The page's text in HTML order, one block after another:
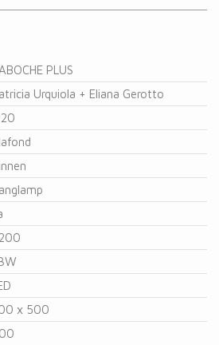
PLUS
Urquiola + Eliana Gerotto
x 500